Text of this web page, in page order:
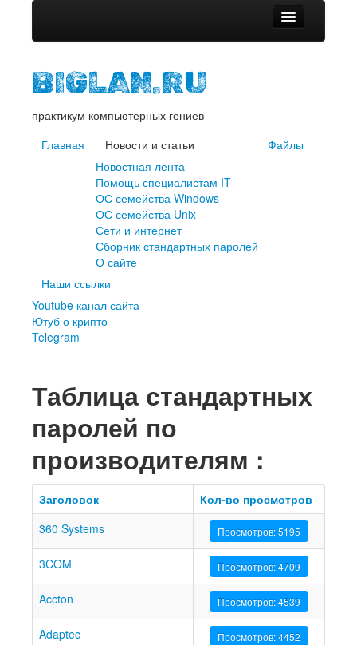
Новости и статьи
Новостная лента
ОС семейства Windows
ОС семейства Unix
Сети и интернет
Сборник стандартных паролей
Файлы
Наши ссылки
Youtube канал сайта
Telegram
BIGLAN.RU
практикум компьютерных гениев
Главная
Новости и статьи
Новостная лента
Помощь специалистам IT
ОС семейства Windows
ОС семейства Unix
Сети и интернет
Сборник стандартных паролей
О сайте
Файлы
Наши ссылки
Youtube канал сайта
Ютуб о крипто
Telegram
Таблица стандартных
паролей по
производителям :
Заголовок
Кол-во просмотров
360 Systems
Просмотров: 5195
3COM Просмотров: 4709
Accton Просмотров: 4539
Adaptec Просмотров: 4452